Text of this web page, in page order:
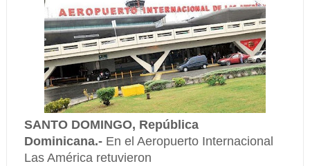
SANTO DOMINGO, República
Dominicana.- En el Aeropuerto Internacional
Las América retuvieron